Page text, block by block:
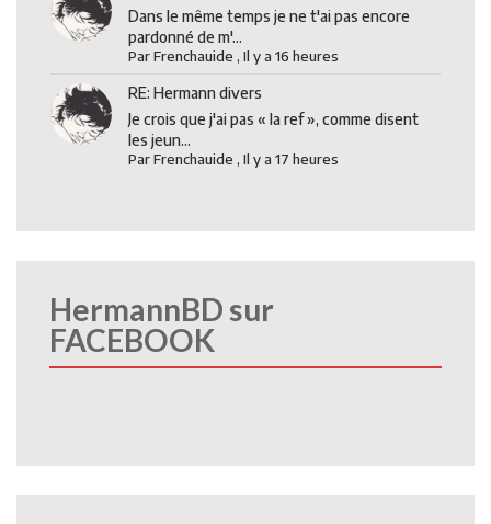
Dans le même temps je ne t'ai pas encore
pardonné de m'...
ParFrenchauide ,Il y a 16 heures
RE: Hermann divers
Je crois que j'ai pas « la ref », comme disent
les jeun...
ParFrenchauide ,Il y a 17 heures
HermannBD sur
FACEBOOK